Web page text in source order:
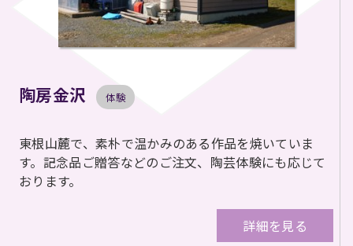
陶房金沢 体験
東根山麓で、素朴で温かみのある作品を焼いていま
す。記念品ご贈答などのご注文、陶芸体験にも応じて
おります。
詳細を見る